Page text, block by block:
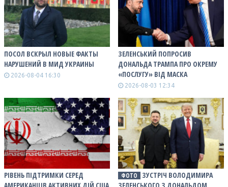
ПОСОЛ ВСКРЫЛ НОВЫЕ ФАКТЫ
НАРУШЕНИЙ В МИД УКРАИНЫ
2026-08-04 16:30
ЗЕЛЕНСЬКИЙ ПОПРОСИВ
ДОНАЛЬДА ТРАМПА ПРО ОКРЕМУ
«ПОСЛУГУ» ВІД МАСКА
2026-08-03 12:34
РІВЕНЬ ПІДТРИМКИ СЕРЕД
ФОТО
ЗУСТРІЧ ВОЛОДИМИРА